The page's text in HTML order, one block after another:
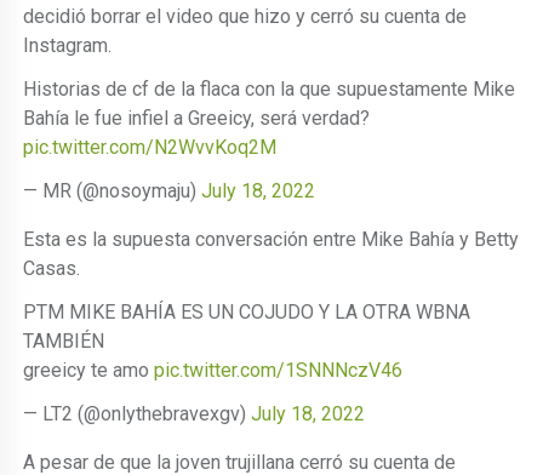
decidió borrar el video que hizo y cerró su cuenta de
Instagram.
Historias de cf de la flaca con la que supuestamente Mike
Bahía le fue infiel a Greeicy, será verdad?
pic.twitter.com/N2WvvKoq2M
— MR (@nosoymaju)July 18, 2022
Esta es la supuesta conversación entre Mike Bahía y Betty
Casas.
PTM MIKE BAHÍA ES UN COJUDO Y LA OTRA WBNA
TAMBIÉN
greeicy te amopic.twitter.com/1SNNNczV46
— LT2 (@onlythebravexgv)July 18, 2022
A pesar de que la joven trujillana cerró su cuenta de